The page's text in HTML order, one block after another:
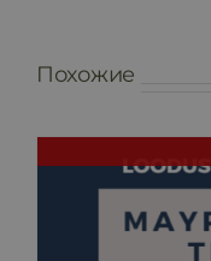
Похожие